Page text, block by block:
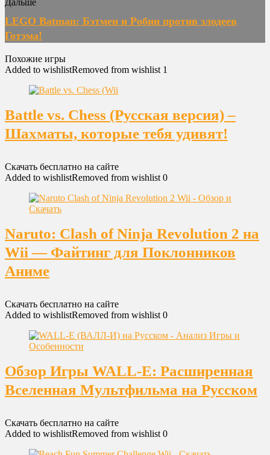
Дальше
LEGO Batman: Бэтмен и Робин против злодеев
Готэма!
Похожие игры
Added to wishlistRemoved from wishlist 1
Battle vs. Chess (Русская версия) –
Шахматы, которые тебя удивят!
Скачать бесплатно на сайте
Added to wishlistRemoved from wishlist 0
Naruto: Clash of Ninja Revolution 2 на
Wii — Файтинг для Поклонников
Аниме
Скачать бесплатно на сайте
Added to wishlistRemoved from wishlist 0
Обзор Игры WALL-E: Расширенная
Вселенная Мультфильма на Русском
Скачать бесплатно на сайте
Added to wishlistRemoved from wishlist 0